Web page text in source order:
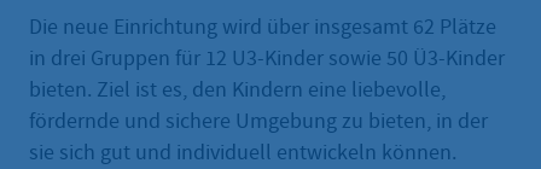
Die neue Einrichtung wird über insgesamt 62 Plätze
in drei Gruppen für 12 U3-Kinder sowie 50 Ü3-Kinder
bieten. Ziel ist es, den Kindern eine liebevolle,
fördernde und sichere Umgebung zu bieten, in der
sie sich gut und individuell entwickeln können.